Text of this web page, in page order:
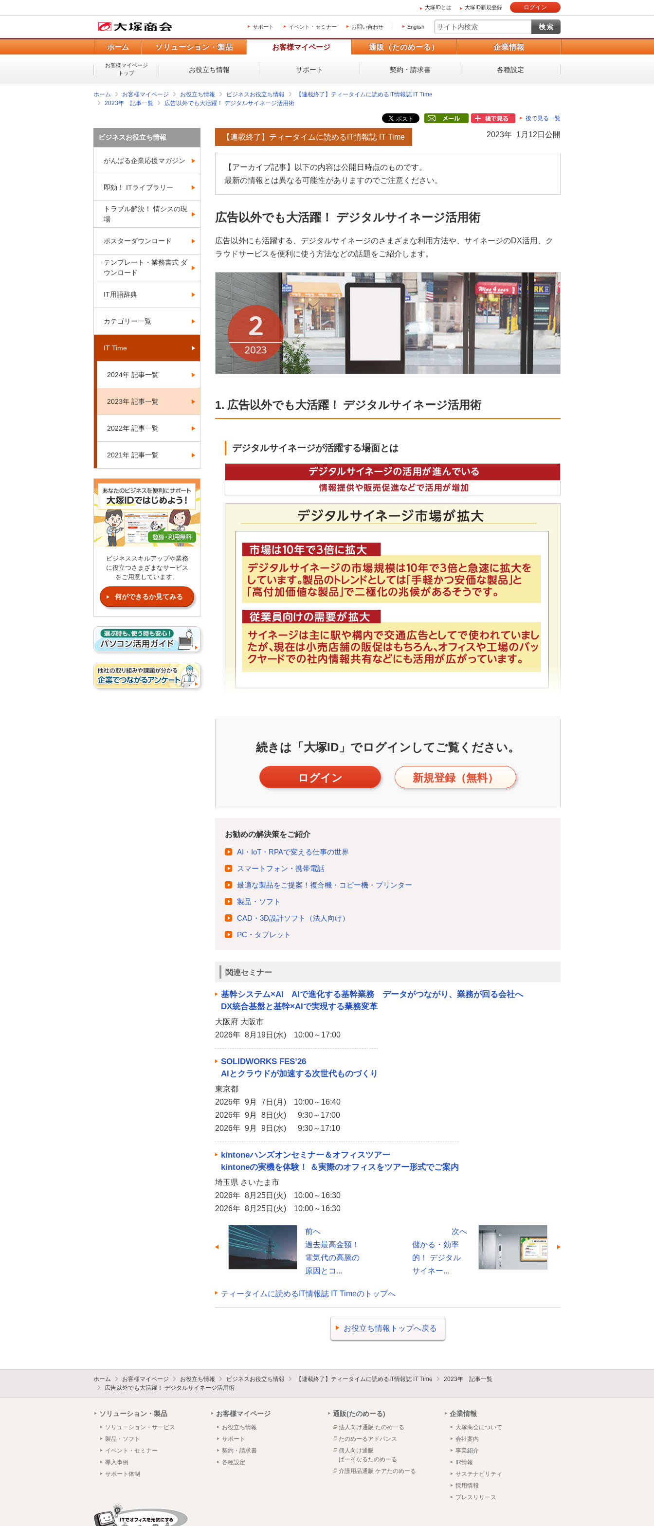
大塚IDとは 大塚ID新規登録 ログイン
サポート イベント・セミナー お問い合わせ English
ホーム ソリューション・製品 お客様マイページ 通販（たのめーる） 企業情報
お客様マイページ
トップ
お役立ち情報 サポート 契約・請求書 各種設定
ホーム お客様マイページ お役立ち情報 ビジネスお役立ち情報
【連載終了】ティータイムに読めるIT情報誌 IT Time
2023年 記事一覧
広告以外でも大活躍！ デジタルサイネージ活用術
後で見る一覧
2023年 1月12日公開
【連載終了】ティータイムに読めるIT情報誌 IT Time
【アーカイブ記事】以下の内容は公開日時点のものです。
最新の情報とは異なる可能性がありますのでご注意ください。
広告以外でも大活躍！ デジタルサイネージ活用術
広告以外にも活躍する、デジタルサイネージのさまざまな利用方法や、サイネージのDX活用、ク
ラウドサービスを便利に使う方法などの話題をご紹介します。
1. 広告以外でも大活躍！ デジタルサイネージ活用術
デジタルサイネージが活躍する場面とは
続きは「大塚ID」でログインしてご覧ください。
ログイン 新規登録（無料）
お勧めの解決策をご紹介
AI・IoT・RPAで変える仕事の世界
スマートフォン・携帯電話
最適な製品をご提案！複合機・コピー機・プリンター
製品・ソフト
CAD・3D設計ソフト（法人向け）
PC・タブレット
関連セミナー
基幹システム×AI AIで進化する基幹業務 データがつながり、業務が回る会社へ
DX統合基盤と基幹×AIで実現する業務変革
大阪府 大阪市
2026年 8月19日(水) 10:00～17:00
SOLIDWORKS FES’26
AIとクラウドが加速する次世代ものづくり
東京都
2026年 9月 7日(月) 10:00～16:40
2026年 9月 8日(火) 9:30～17:00
2026年 9月 9日(水) 9:30～17:10
kintoneハンズオンセミナー＆オフィスツアー
kintoneの実機を体験！ ＆実際のオフィスをツアー形式でご案内
埼玉県 さいたま市
2026年 8月25日(火) 10:00～16:30
2026年 8月25日(火) 10:00～16:30
前へ
過去最高金額！
電気代の高騰の
原因とコ...
次へ
儲かる・効率
的！ デジタル
サイネー...
ティータイムに読めるIT情報誌 IT Timeのトップへ
お役立ち情報トップへ戻る
ビジネスお役立ち情報
がんばる企業応援マガジン
即効！ ITライブラリー
トラブル解決！ 情シスの現
場
ポスターダウンロード
テンプレート・業務書式 ダ
ウンロード
IT用語辞典
カテゴリー一覧
IT Time
2024年 記事一覧
2023年 記事一覧
2022年 記事一覧
2021年 記事一覧
ビジネススキルアップや業務
に役立つさまざまなサービス
をご用意しています。
何ができるか見てみる
ホーム お客様マイページ お役立ち情報 ビジネスお役立ち情報 【連載終了】ティータイムに読めるIT情報誌 IT Time
2023年 記事一覧
広告以外でも大活躍！ デジタルサイネージ活用術
ソリューション・製品
ソリューション・サービス
製品・ソフト
イベント・セミナー
導入事例
サポート体制
お客様マイページ
お役立ち情報
サポート
契約・請求書
各種設定
通販(たのめーる)
法人向け通販 たのめーる
たのめーるアドバンス
個人向け通販
ぱーそなるたのめーる
介護用品通販 ケアたのめーる
企業情報
大塚商会について
会社案内
事業紹介
IR情報
サステナビリティ
採用情報
プレスリリース